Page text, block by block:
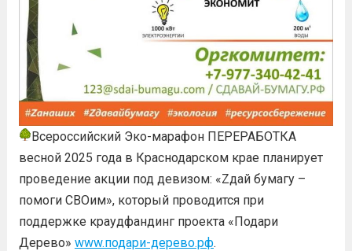
Всероссийский Эко-марафон ПЕРЕРАБОТКА
весной 2025 года в Краснодарском крае планирует
проведение акции под девизом: «Zдай бумагу –
помоги СВОим», который проводится при
поддержке краудфандинг проекта «Подари
Дерево» www.подари-дерево.рф.